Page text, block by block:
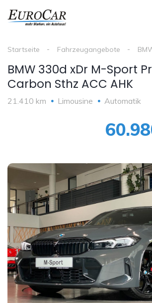
Startseite Fahrzeugangebote
BMW 330d xDr M-Sport
Carbon Sthz ACC AHK
21.410 km Limousine Automatik